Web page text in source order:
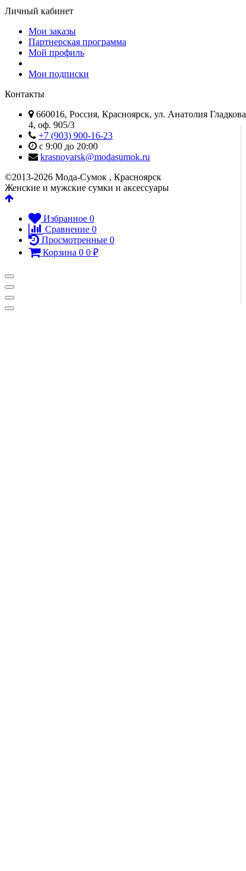
Личный кабинет
Мои заказы
Партнерская программа
Мой профиль
Мои подписки
Контакты
660016, Россия, Красноярск, ул. Анатолия Гладкова
4, оф. 905/3
+7 (903) 900-16-23
c 9:00 до 20:00
krasnoyarsk@modasumok.ru
©2013-2026 Мода-Сумок , Красноярск
Женские и мужские сумки и аксессуары
Избранное 0
Сравнение 0
Просмотренные 0
Корзина 0 0 ₽